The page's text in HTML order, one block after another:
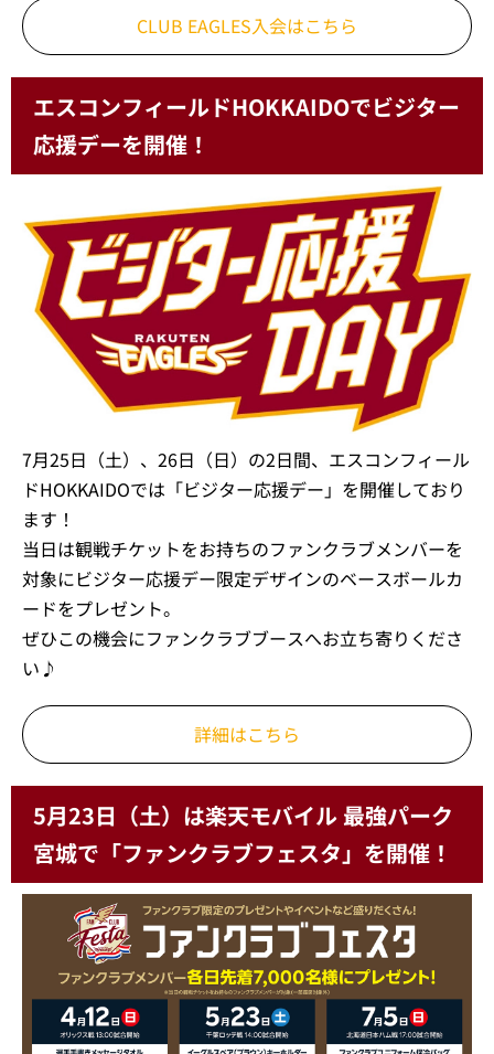
CLUB EAGLES入会はこちら
エスコンフィールドHOKKAIDOでビジター
応援デーを開催！
7月25日（土）、26日（日）の2日間、エスコンフィール
ドHOKKAIDOでは「ビジター応援デー」を開催しており
ます！
当日は観戦チケットをお持ちのファンクラブメンバーを
対象にビジター応援デー限定デザインのベースボールカ
ードをプレゼント。
ぜひこの機会にファンクラブブースへお立ち寄りくださ
い♪
詳細はこちら
5月23日（土）は楽天モバイル 最強パーク
宮城で「ファンクラブフェスタ」を開催！